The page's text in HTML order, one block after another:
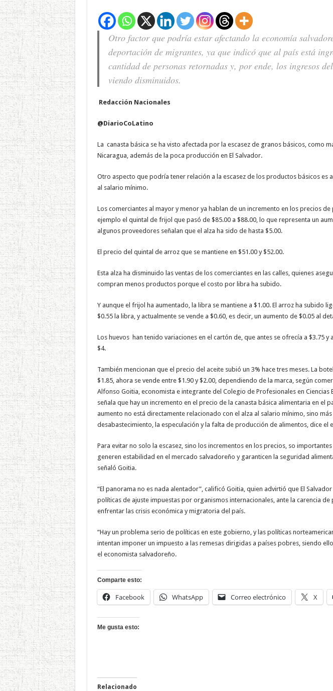
Otro factor que podría estar afectando la economía
deportación de migrantes, ya que indicó que al país está
cantidad de personas retornadas y, por ende, los ingresos
viendo disminuidos.
Redacción Nacionales
@DiarioCoLatino
La canasta básica se ha visto afectada por la escasez de granos básicos, como
Nicaragua, además de la poca producción en El Salvador.
Otro aspecto que podría tener relación a la escasez de los productos básicos es
al salario mínimo.
Los comerciantes al mayor y menor ya hablan de un incremento en los precios
ejemplo el quintal de frijol que pasó de $85.00 a $88.00, lo que representa un
algunos proveedores señalan que el alza ha sido de hasta $5.00.
El precio del quintal de arroz que se mantiene en $51.00 y $52.00.
Esta alza ha disminuido las ventas de los comerciantes en las calles, quienes
compran menos productos porque el costo por libra ha subido.
Y aunque el frijol ha aumentado, la libra se mantiene a $1.00. El arroz ha subido
$0.55 la libra, y actualmente se vende a $0.60, es decir, un aumento de $0.05 al
Los huevos han tenido variaciones en el cartón de, que antes se ofrecía a $3.75 y
$4.
También mencionan que el precio del aceite subió un 3% hace tres meses. La
$1.85, ahora se vende entre $1.90 y $2.00, dependiendo de la marca, según
Alfonso Goitia, economista e integrante del Colegio de Profesionales en Ciencias
señala que hay un incremento en el precio de la canasta básica alimentaria en el
aumento no está directamente relacionado con el alza al salario mínimo, sino
desabastecimiento, la especulación y la falta de producción de alimentos, dice el
Para evitar no solo la escasez, sino los incrementos en los precios, so
generen estabilidad en el mercado salvadoreño y garanticen la seguridad
señaló Goitia.
“El panorama no es nada alentador”, calificó Goitia, quien advirtió que El
políticas de ajuste impuestas por organismos internacionales, ante la carencia de
enfrentar las crisis económica y migratoria del país.
“Hay un problema serio de políticas en este gobierno, y las políticas
intentan imponer un impuesto a las remesas dirigidas a países pobres, siendo
el economista salvadoreño.
Comparte esto:
Facebook WhatsApp Correo electrónico X
Me gusta esto:
Relacionado